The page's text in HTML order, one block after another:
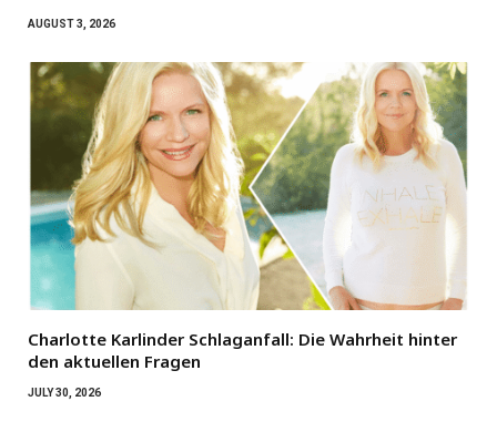
AUGUST 3, 2026
Charlotte Karlinder Schlaganfall: Die Wahrheit hinter
den aktuellen Fragen
JULY 30, 2026